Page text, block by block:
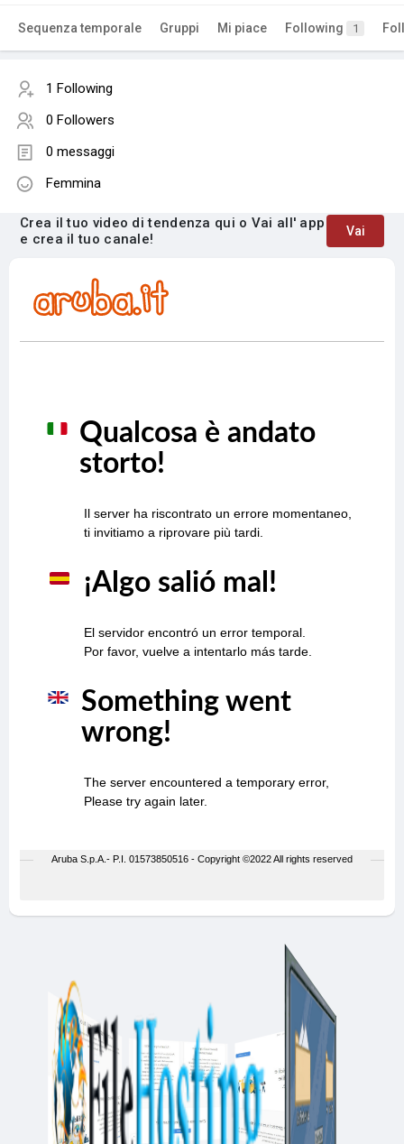
Sequenza temporale Gruppi Mi piace Following 1
1 Following
0 Followers
0 messaggi
Femmina
Crea il tuo video di tendenza qui o Vai all' app
e crea il tuo canale!
Vai